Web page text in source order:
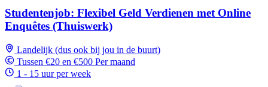
Studentenjob: Flexibel Geld Verdienen met Online
Enquêtes (Thuiswerk)
Landelijk (dus ook bij jou in de buurt)
Tussen €20 en €500 Per maand
1 - 15 uur per week